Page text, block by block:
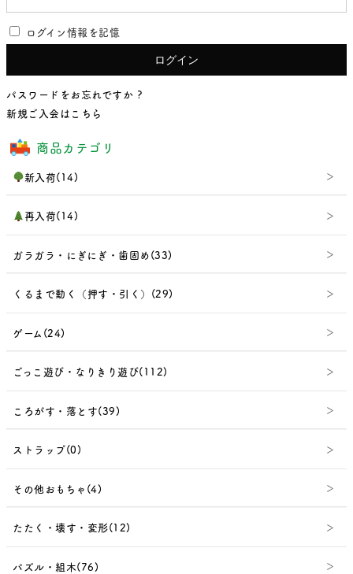
ログイン情報を記憶
パスワードをお忘れですか ?
新規ご入会はこちら
商品カテゴリ
新入荷(14)
再入荷(14)
ガラガラ・にぎにぎ・歯固め(33)
くるまで動く（押す・引く）(29)
ゲーム(24)
ごっこ遊び・なりきり遊び(112)
ころがす・落とす(39)
ストラップ(0)
その他おもちゃ(4)
たたく・壊す・変形(12)
パズル・組木(76)